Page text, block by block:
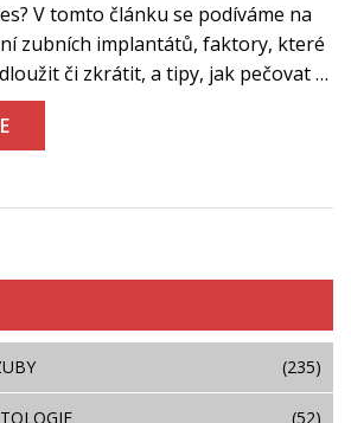
V tomto článku se podíváme na
zubních implantátů, faktory, které
či zkrátit, a tipy, jak pečovat o
aby se hojení podařilo co nejlépe.
(235)
(52)